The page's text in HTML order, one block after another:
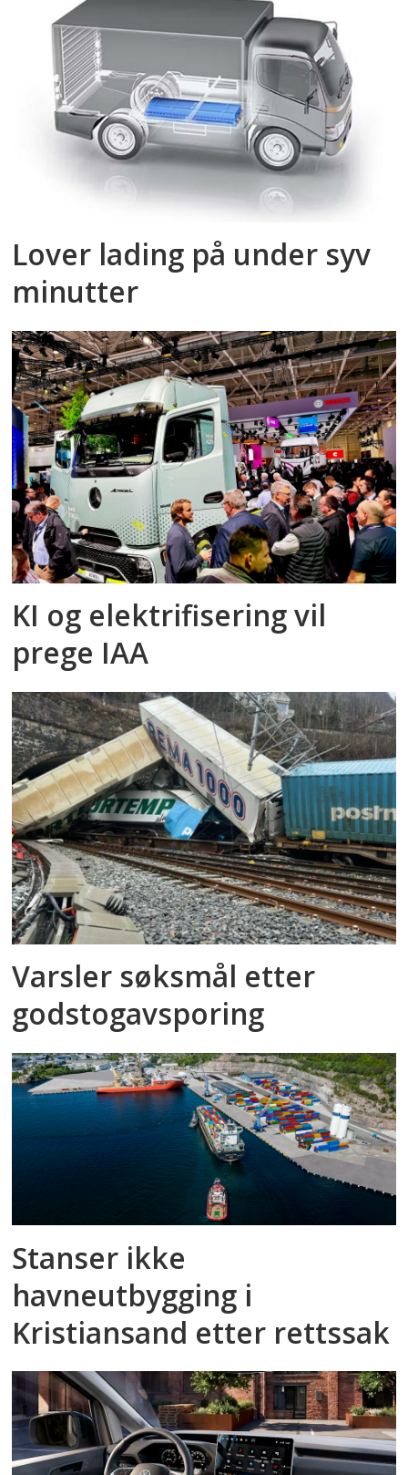
Lover lading på under syv
minutter
KI og elektrifisering vil
prege IAA
Varsler søksmål etter
godstog­avsporing
Stanser ikke
havneutbygging i
Kristiansand etter rettssak